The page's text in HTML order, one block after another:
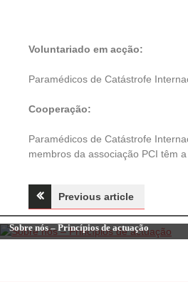
Voluntariado em acção:
Paramédicos de Catástrofe
Cooperação:
Paramédicos de Catástrofe
membros da associação PCI têm
Navegação
de
Previous article
Princípios
Sobre nós – Princípios de actuação